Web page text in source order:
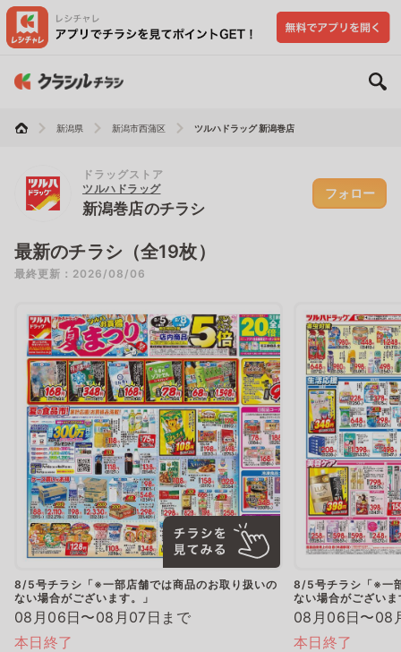
新潟県 新潟市西蒲区 ツルハドラッグ 新潟巻店
ドラッグストア
ツルハドラッグ
新潟巻店のチラシ
フォロー
最新のチラシ（全19枚）
最終更新：2026/08/06
8/5号チラシ「※一部店舗では商品のお取り扱いの
ない場合がございます。」
08月06日〜08月07日まで
本日終了
8/5号チラシ「※一
ない場合がございま
08月06日〜08
本日終了